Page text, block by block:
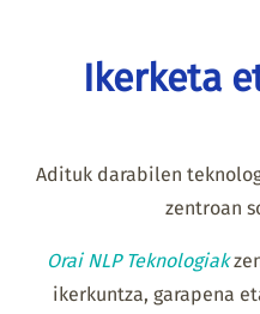
Ikerketa
Adituk darabilen
zentroan
Orai NLP Teknologiak
ikerkuntza, garapena